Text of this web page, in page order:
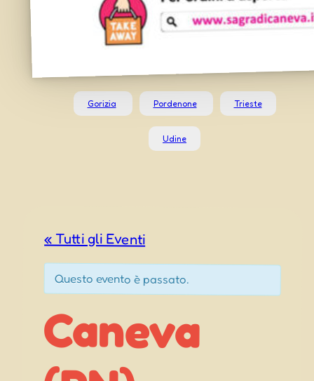
Gorizia Pordenone Trieste
Udine
« Tutti gli Eventi
Questo evento è passato.
Caneva
Sagra del